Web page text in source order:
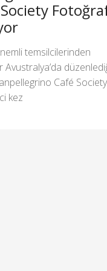
Society
temsilcilerinden
Avustralya’da
Café Society
kez